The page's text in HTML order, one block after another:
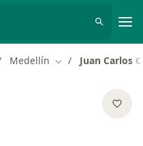
Medellín Cambiar de ciudad
Juan Carlos